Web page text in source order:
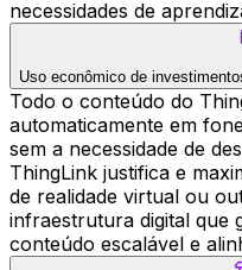
necessidades de
Uso econômico de
Todo o conteúdo do
automaticamente em
sem a necessidade de
ThingLink justifica e
de realidade virtual ou
infraestrutura digital que
conteúdo escalável e